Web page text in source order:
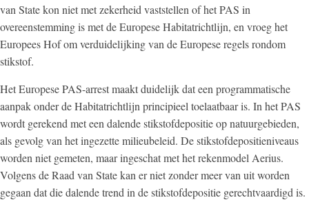
van State kon niet met zekerheid vaststellen of het PAS in
overeenstemming is met de Europese Habitatrichtlijn, en vroeg het
Europees Hof om verduidelijking van de Europese regels rondom
stikstof.
Het Europese PAS-arrest maakt duidelijk dat een programmatische
aanpak onder de Habitatrichtlijn principieel toelaatbaar is. In het PAS
wordt gerekend met een dalende stikstofdepositie op natuurgebieden,
als gevolg van het ingezette milieubeleid. De stikstofdepositieniveaus
worden niet gemeten, maar ingeschat met het rekenmodel Aerius.
Volgens de Raad van State kan er niet zonder meer van uit worden
gegaan dat die dalende trend in de stikstofdepositie gerechtvaardigd is.